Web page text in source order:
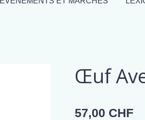
Œuf
57,00 CHF